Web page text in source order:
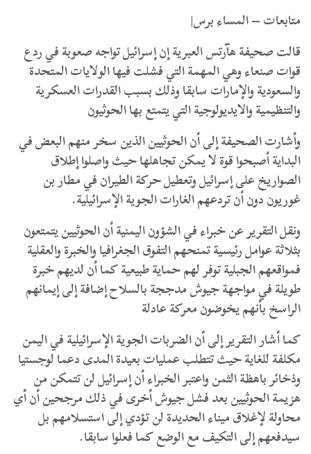
متابعات – المساء برس|
قالت صحيفة هآرتس العبرية إن إسرائيل تواجه صعوبة في ردع
قوات صنعاء وهي المهمة التي فشلت فيها الولايات المتحدة
والسعودية والإمارات سابقا وذلك بسبب القدرات العسكرية
والتنظيمية والايديولوجية التي يتمتع بها الحوثيون
وأشارت الصحيفة إلى أن الحوثيين الذين سخر منهم البعض في
البداية أصبحوا قوة لا يمكن تجاهلها حيث واصلوا إطلاق
الصواريخ على إسرائيل وتعطيل حركة الطيران في مطار بن
غوريون دون أن تردعهم الغارات الجوية الإسرائيلية.
ونقل التقرير عن خبراء في الشؤون اليمنية أن الحوثيين يتمتعون
بثلاثة عوامل رئيسية تمنحهم التفوق الجغرافيا والخبرة والعقلية
فمواقعهم الجبلية توفر لهم حماية طبيعية كما أن لديهم خبرة
طويلة في مواجهة جيوش مدججة بالسلاح إضافة إلى إيمانهم
الراسخ بأنهم يخوضون معركة عادلة
كما أشار التقرير إلى أن الضربات الجوية الإسرائيلية في اليمن
مكلفة للغاية حيث تتطلب عمليات بعيدة المدى دعما لوجستيا
وذخائر باهظة الثمن واعتبر الخبراء أن إسرائيل لن تتمكن من
هزيمة الحوثيين بعد فشل جيوش أخرى في ذلك مرجحين أن أي
محاولة لإغلاق ميناء الحديدة لن تؤدي إلى استسلامهم بل
سيدفعهم إلى التكيف مع الوضع كما فعلوا سابقا.